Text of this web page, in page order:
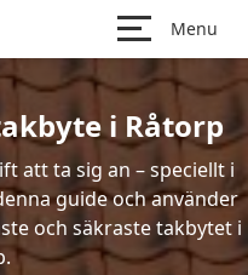
Menu
i Råtorp
att ta sig an – speciellt i
guide och använder
och säkraste takbytet i